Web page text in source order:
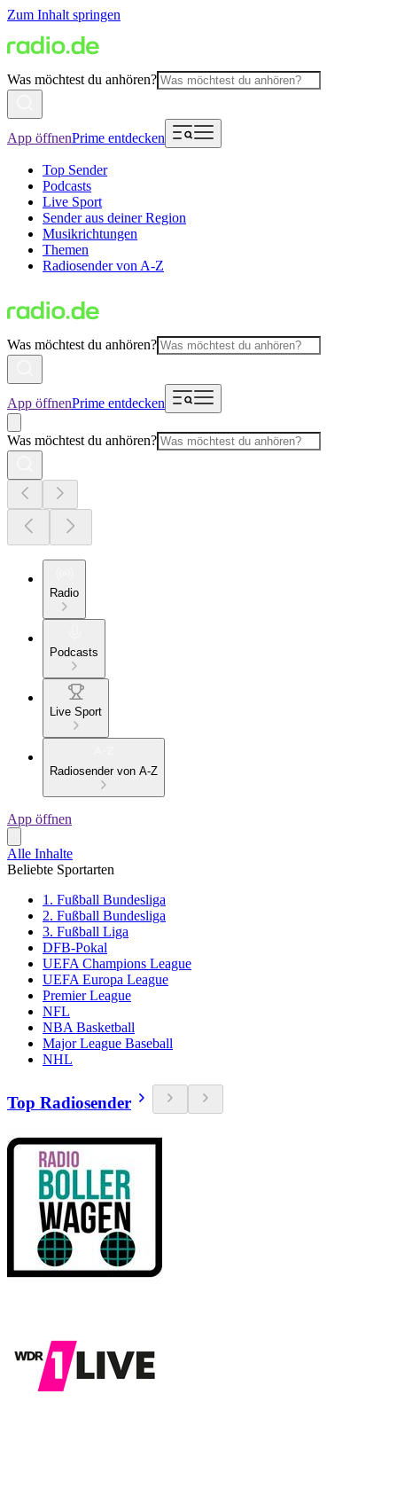
Zum Inhalt springen
Was möchtest du anhören?
App öffnenPrime entdecken
Top Sender
Podcasts
Live Sport
Sender aus deiner Region
Musikrichtungen
Themen
Radiosender von A-Z
Was möchtest du anhören?
App öffnenPrime entdecken
Was möchtest du anhören?
Radio
Podcasts
Live Sport
Radiosender von A-Z
App öffnen
Alle Inhalte
Beliebte Sportarten
1. Fußball Bundesliga
2. Fußball Bundesliga
3. Fußball Liga
DFB-Pokal
UEFA Champions League
UEFA Europa League
Premier League
NFL
NBA Basketball
Major League Baseball
NHL
Top Radiosender